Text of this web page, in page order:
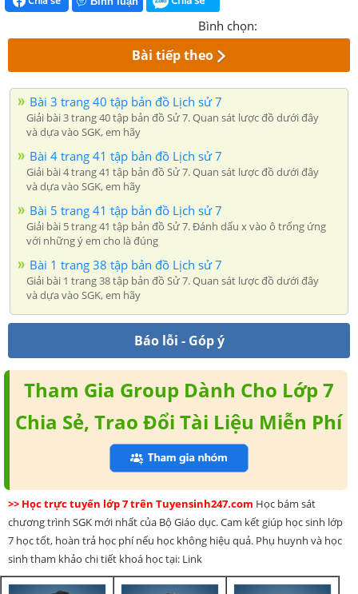
Bình chọn:
Bài tiếp theo
Bài 3 trang 40 tập bản đồ Lịch sử 7
Giải bài 3 trang 40 tập bản đồ Sử 7. Quan sát lược đồ dưới đây
và dựa vào SGK, em hãy
Bài 4 trang 41 tập bản đồ Lịch sử 7
Giải bài 4 trang 41 tập bản đồ Sử 7. Quan sát lược đồ dưới đây
và dựa vào SGK, em hãy
Bài 5 trang 41 tập bản đồ Lịch sử 7
Giải bài 5 trang 41 tập bản đồ Sử 7. Đánh dấu x vào ô trống ứng
với những ý em cho là đúng
Bài 1 trang 38 tập bản đồ Lịch sử 7
Giải bài 1 trang 38 tập bản đồ Sử 7. Quan sát lược đồ dưới đây
và dựa vào SGK, em hãy
Báo lỗi - Góp ý
Tham Gia Group Dành Cho Lớp 7
Chia Sẻ, Trao Đổi Tài Liệu Miễn Phí
>> Học trực tuyến lớp 7 trên Tuyensinh247.com Học bám sát
chương trình SGK mới nhất của Bộ Giáo dục. Cam kết giúp học sinh lớp
7 học tốt, hoàn trả học phí nếu học không hiệu quả. Phụ huynh và học
sinh tham khảo chi tiết khoá học tại: Link